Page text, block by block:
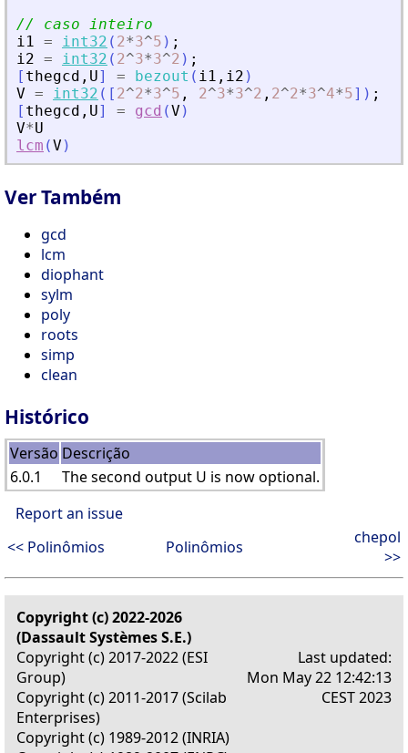
// caso inteiro
i1 = int32 ( 2*3^5 ) ;
i2 = int32 ( 2^3*3^2 ) ;
[ thegcd , U] = bezout ( i1 , i2 )
V = int32 ( [ 2^2*3^5 , 2^3*3^2 , 2^2*3^4*5] ) ;
[ thegcd , U] = gcd (V )
V*U
lcm (V )
Ver Também
gcd
lcm
diophant
sylm
poly
roots
simp
clean
Histórico
Versão Descrição
6.0.1
The second output U is now optional.
Report an issue
<< Polinômios
Polinômios
chepol
>>
Copyright (c) 2022-2026
(Dassault Systèmes S.E.)
Copyright (c) 2017-2022 (ESI
Group)
Copyright (c) 2011-2017 (Scilab
Enterprises)
Copyright (c) 1989-2012 (INRIA)
Last updated:
Mon May 22 12:42:13
CEST 2023